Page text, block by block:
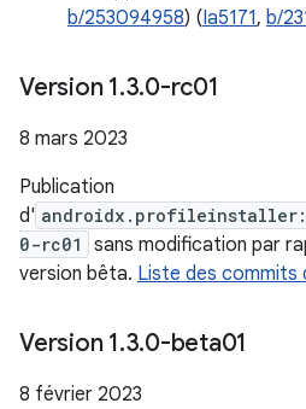
b/253094958) (Ia5171, b/
Version 1.3.0-rc01
8 mars 2023
Publication
d'
0-rc01
sans modification par
version bêta. Liste des commits
Version 1.3.0-beta01
8 février 2023